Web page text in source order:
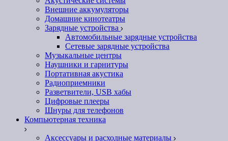
Внешние аккумуляторы
Домашние кинотеатры
Зарядные устройства
Автомобильные зарядные устройства
Сетевые зарядные устройства
Музыкальные центры
Наушники и гарнитуры
Портативная акустика
Радиоприемники
Разветвители, USB хабы
Цифровые плееры
Шнуры для телефонов
Компьютерная техника
Аксессуары и расходные материалы